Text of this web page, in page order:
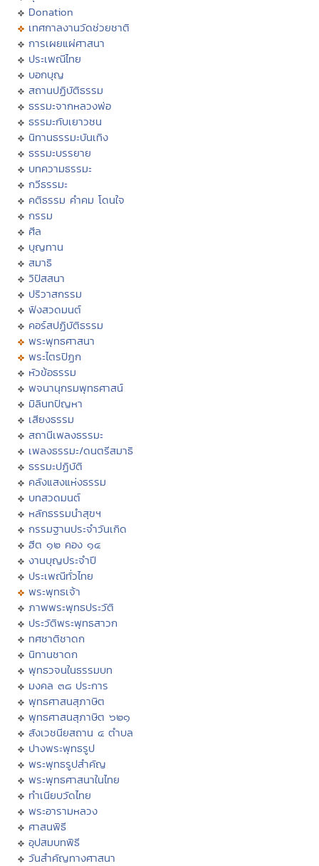
Donation
เทศกาลงานวัดช่วยชาติ
การเผยแผ่ศาสนา
ประเพณีไทย
บอกบุญ
สถานปฏิบัติธรรม
ธรรมะจากหลวงพ่อ
ธรรมะกับเยาวชน
นิทานธรรมะบันเทิง
ธรรมะบรรยาย
บทความธรรมะ
กวีธรรมะ
คติธรรม คำคม โดนใจ
กรรม
ศีล
บุญทาน
สมาธิ
วิปัสสนา
ปริวาสกรรม
ฟังสวดมนต์
คอร์สปฏิบัติธรรม
พระพุทธศาสนา
พระไตรปิฏก
หัวข้อธรรม
พจนานุกรมพุทธศาสน์
มิลินทปัญหา
เสียงธรรม
สถานีเพลงธรรมะ
เพลงธรรมะ/ดนตรีสมาธิ
ธรรมะปฏิบัติ
คลังแสงแห่งธรรม
บทสวดมนต์
หลักธรรมนำสุขฯ
กรรมฐานประจำวันเกิด
ฮีต ๑๒ คอง ๑๔
งานบุญประจำปี
ประเพณีทั่วไทย
พระพุทธเจ้า
ภาพพระพุทธประวัติ
ประวัติพระพุทธสาวก
ทศชาติชาดก
นิทานชาดก
พุทธวจนในธรรมบท
มงคล ๓๘ ประการ
พุทธศาสนสุภาษิต
พุทธศาสนสุภาษิต ๖๒๑
สังเวชนียสถาน ๔ ตำบล
ปางพระพุทธรูป
พระพุทธรูปสำคัญ
พระพุทธศาสนาในไทย
ทำเนียบวัดไทย
พระอารามหลวง
ศาสนพิธี
อุปสมบทพิธี
วันสำคัญทางศาสนา